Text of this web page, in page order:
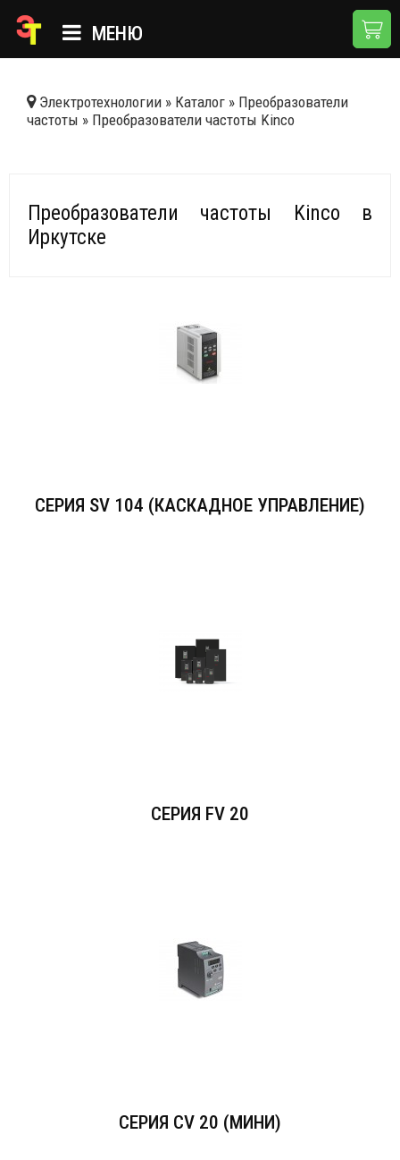
МЕНЮ
КАТАЛОГ
НОВОСТИ
Электротехнологии » Каталог » Преобразователи
частоты » Преобразователи частоты Kinco
Преобразователи частоты Kinco в
Иркутске
СЕРИЯ SV 104 (КАСКАДНОЕ УПРАВЛЕНИЕ)
СЕРИЯ FV 20
СЕРИЯ CV 20 (МИНИ)